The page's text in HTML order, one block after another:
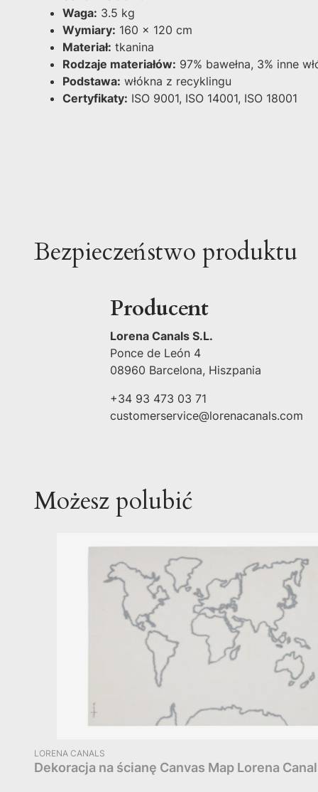
Waga: 3.5 kg
Wymiary: 160 x 120 cm
Materiał: tkanina
Rodzaje materiałów: 97% bawełna, 3% inne
Podstawa: włókna z recyklingu
Certyfikaty: ISO 9001, ISO 14001, ISO 18001
Bezpieczeństwo produktu
Producent
Lorena Canals S.L.
Ponce de León 4
08960 Barcelona, Hiszpania
+34 93 473 03 71
customerservice@lorenacanals.com
Możesz polubić
PRODUCENT
LORENA CANALS
Dekoracja na ścianę Canvas Map Lorena